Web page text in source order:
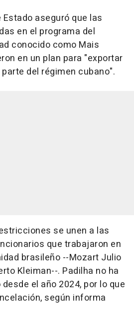
aseguró que las
en el programa del
conocido como Mais
en un plan para "exportar
del régimen cubano".
se unen a las
que trabajaron en
brasileño --Mozart Julio
Kleiman--. Padilha no ha
el año 2024, por lo que
según informa